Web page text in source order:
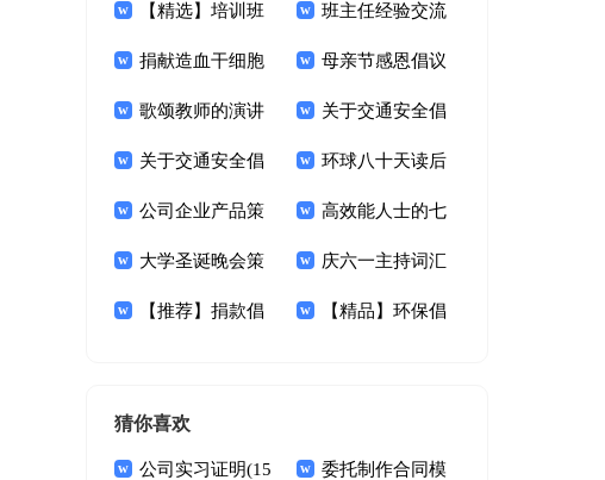
锦8篇
议书 书集合六篇
【精选】培训班
主持词四篇
班主任经验交流
会发言稿
捐献造血干细胞
倡议书
母亲节感恩倡议
书
歌颂教师的演讲
稿
关于交通安全倡
议书汇总六篇
关于交通安全倡
议书集合五篇
环球八十天读后
感
公司企业产品策
划书模板
高效能人士的七
个习惯读后感
大学圣诞晚会策
划书范本
庆六一主持词汇
总六篇
【推荐】捐款倡 【精品】环保倡
猜你喜欢
公司实习证明(15 委托制作合同模